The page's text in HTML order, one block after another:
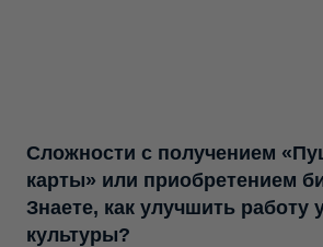
Сложности с получением
карты» или приобретением
Знаете, как улучшить работу
культуры?